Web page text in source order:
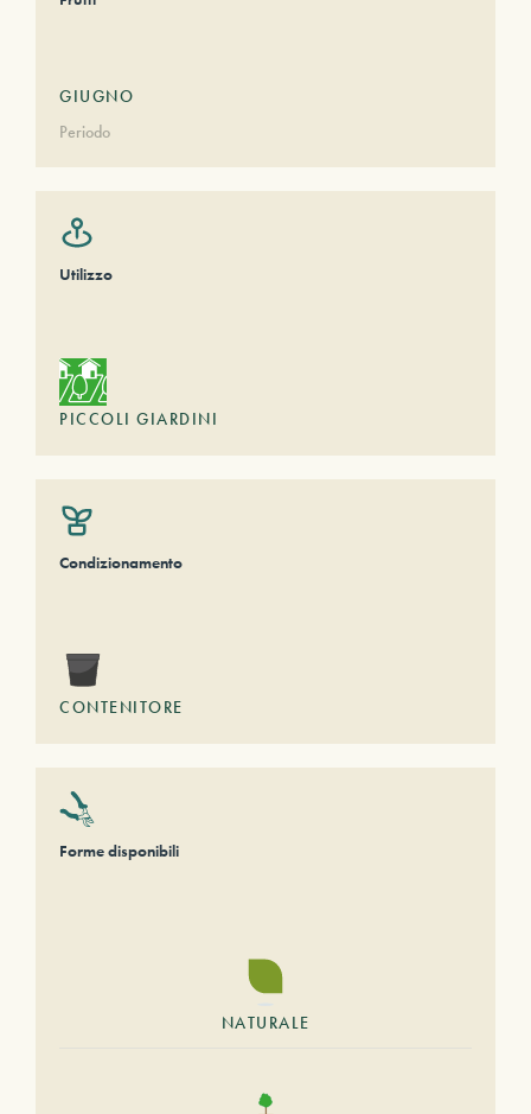
GIUGNO
Periodo
Utilizzo
PICCOLI GIARDINI
Condizionamento
CONTENITORE
Forme disponibili
NATURALE